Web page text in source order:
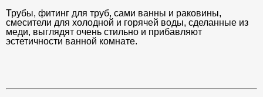
Трубы, фитинг для труб, сами ванны и раковины,
смесители для холодной и горячей воды, сделанные из
меди, выглядят очень стильно и прибавляют
эстетичности ванной комнате.